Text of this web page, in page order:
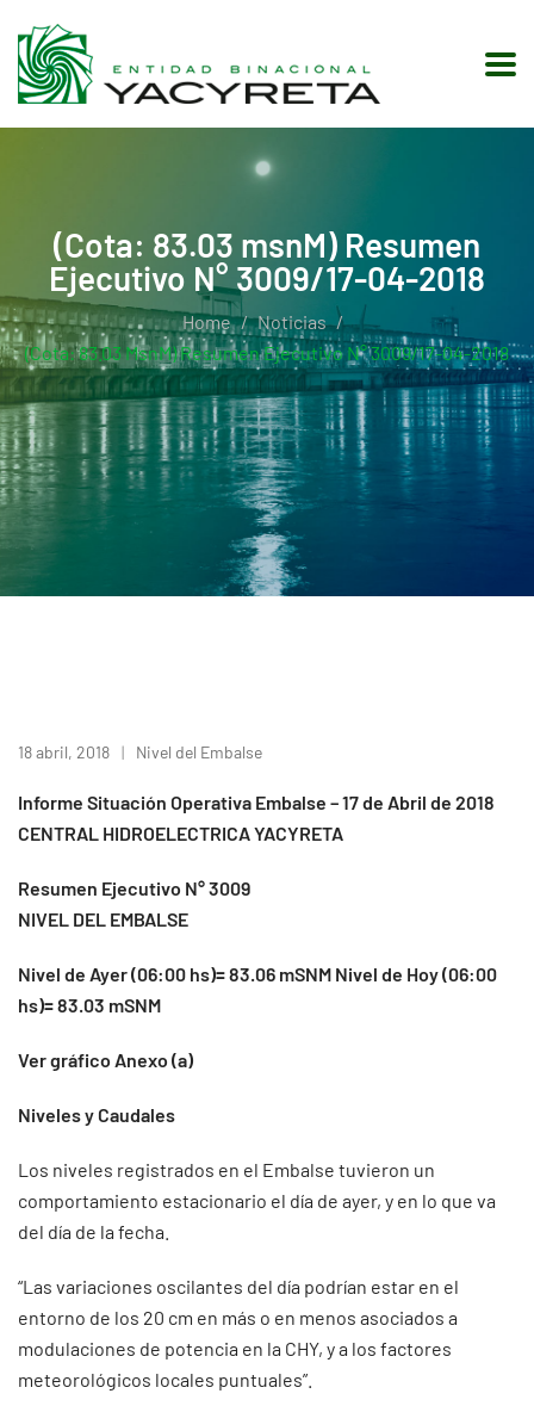
(Cota: 83.03 msnM) Resumen
Ejecutivo N° 3009/17-04-2018
Home
Noticias
(Cota: 83.03 MsnM) Resumen Ejecutivo N° 3009/17-04-2018
18 abril, 2018 Nivel del Embalse
Informe Situación Operativa Embalse – 17 de Abril de 2018
CENTRAL HIDROELECTRICA YACYRETA
Resumen Ejecutivo N° 3009
NIVEL DEL EMBALSE
Nivel de Ayer (06:00 hs)= 83.06 mSNM Nivel de Hoy (06:00
hs)= 83.03 mSNM
Ver gráfico Anexo (a)
Niveles y Caudales
Los niveles registrados en el Embalse tuvieron un
comportamiento estacionario el día de ayer, y en lo que va
del día de la fecha.
“Las variaciones oscilantes del día podrían estar en el
entorno de los 20 cm en más o en menos asociados a
modulaciones de potencia en la CHY, y a los factores
meteorológicos locales puntuales”.